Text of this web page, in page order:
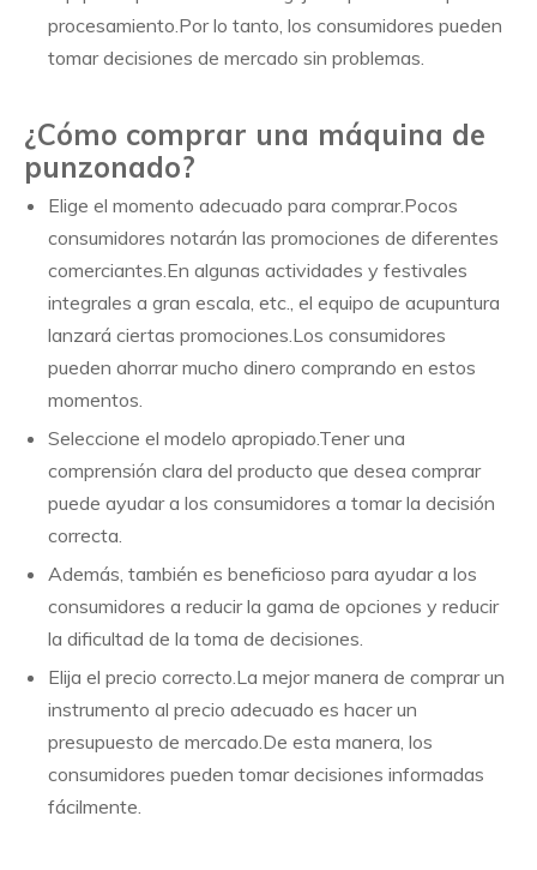
procesamiento.Por lo tanto, los consumidores pueden
tomar decisiones de mercado sin problemas.
¿Cómo comprar una máquina de
punzonado?
Elige el momento adecuado para comprar.Pocos
consumidores notarán las promociones de diferentes
comerciantes.En algunas actividades y festivales
integrales a gran escala, etc., el equipo de acupuntura
lanzará ciertas promociones.Los consumidores
pueden ahorrar mucho dinero comprando en estos
momentos.
Seleccione el modelo apropiado.Tener una
comprensión clara del producto que desea comprar
puede ayudar a los consumidores a tomar la decisión
correcta.
Además, también es beneficioso para ayudar a los
consumidores a reducir la gama de opciones y reducir
la dificultad de la toma de decisiones.
Elija el precio correcto.La mejor manera de comprar un
instrumento al precio adecuado es hacer un
presupuesto de mercado.De esta manera, los
consumidores pueden tomar decisiones informadas
fácilmente.